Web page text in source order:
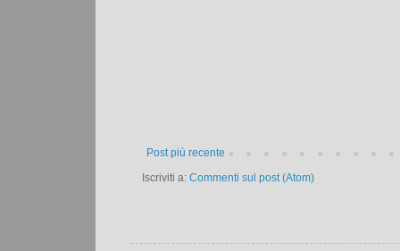
Post più recente
Iscriviti a: Commenti sul post (Atom)